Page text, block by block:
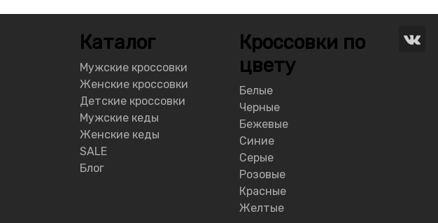
Каталог
Мужские кроссовки
Женские кроссовки
Детские кроссовки
Мужские кеды
Женские кеды
SALE
Блог
Кроссовки по
цвету
Белые
Черные
Бежевые
Синие
Серые
Розовые
Красные
Желтые